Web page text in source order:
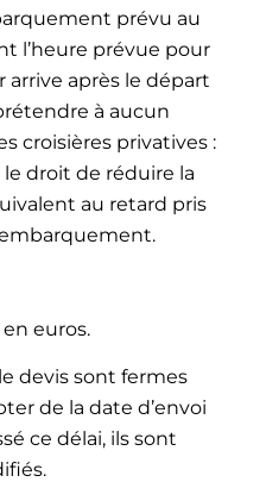
prévu au
l’heure prévue pour
arrive après le départ
à aucun
croisières privatives :
droit de réduire la
au retard pris
euros.
devis sont fermes
de la date d’envoi
ce délai, ils sont